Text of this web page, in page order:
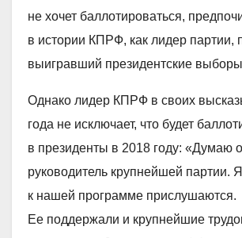
не хочет баллотироваться,
в истории КПРФ, как лидер партии,
выигравший президентские
Однако лидер КПРФ в своих
года не исключает, что будет
в президенты в 2018 году: «Думаю
руководитель крупнейшей партии.
к нашей программе прислушаются.
Ее поддержали и крупнейшие